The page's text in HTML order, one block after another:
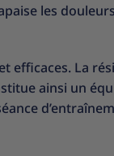
les douleurs
efficaces. La
ainsi un